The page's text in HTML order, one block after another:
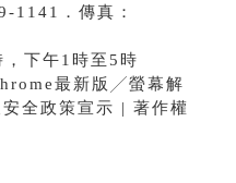
1141．傳真：
下午1時至5時
最新版╱螢幕解
全政策宣示 | 著作權